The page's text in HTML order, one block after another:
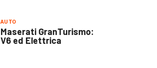
AUTO
Maserati GranTurismo:
V6 ed Elettrica